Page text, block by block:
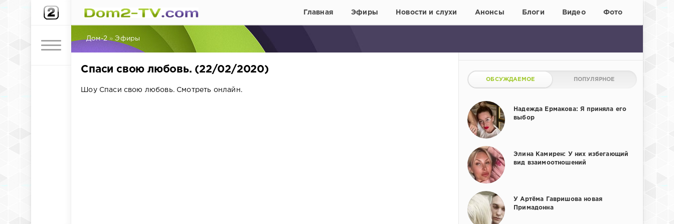
Главная Эфиры Новости и слухи Анонсы Блоги Видео Фото
Дом-2 »Эфиры
Спаси свою любовь. (22/02/2020)
Шоу Спаси свою любовь. Смотреть онлайн.
ОБСУЖДАЕМОЕ ПОПУЛЯРНОЕ
Надежда Ермакова: Я приняла его
выбор
Элина Камирен: У них избегающий
вид взаимоотношений
У Артёма Гавришова новая
Примадонна